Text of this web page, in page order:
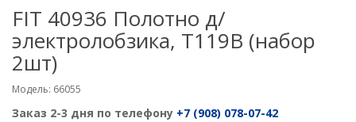
FIT 40936 Полотно д/
электролобзика, T119B (набор
2шт)
Модель: 66055
Заказ 2-3 дня по телефону +7 (908) 078-07-42